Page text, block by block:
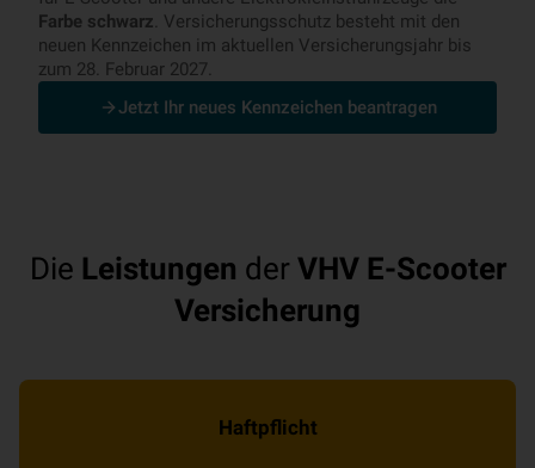
Farbe schwarz. Versicherungsschutz besteht mit den
neuen Kennzeichen im aktuellen Versicherungsjahr bis
zum 28. Februar 2027.
Jetzt Ihr neues Kennzeichen beantragen
Die Leistungen der VHV E-Scooter
Versicherung
Haftpflicht